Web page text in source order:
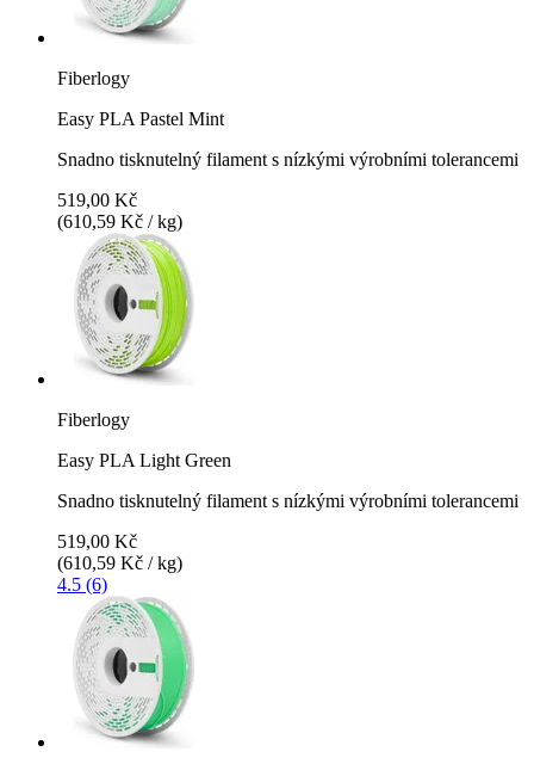
Fiberlogy
Easy PLA Pastel Mint
Snadno tisknutelný filament s nízkými výrobními tolerancemi
519,00 Kč
(610,59 Kč / kg)
Fiberlogy
Easy PLA Light Green
Snadno tisknutelný filament s nízkými výrobními tolerancemi
519,00 Kč
(610,59 Kč / kg)
4.5 (6)